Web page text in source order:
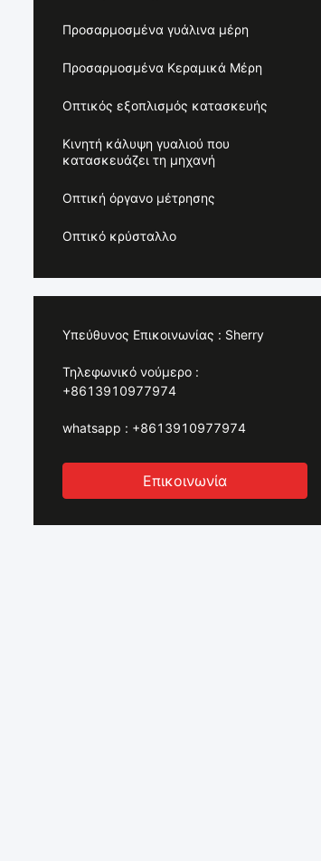
Προσαρμοσμένα γυάλινα μέρη
Προσαρμοσμένα Κεραμικά Μέρη
Οπτικός εξοπλισμός κατασκευής
Κινητή κάλυψη γυαλιού που
κατασκευάζει τη μηχανή
Οπτική όργανο μέτρησης
Οπτικό κρύσταλλο
Υπεύθυνος Επικοινωνίας : Sherry
Τηλεφωνικό νούμερο :
+8613910977974
whatsapp : +8613910977974
Επικοινωνία